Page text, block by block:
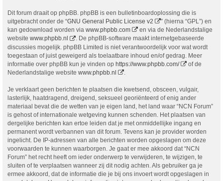
Dit forum draait op phpBB. phpBB is een bulletinboardoplossing die is
uitgebracht onder de “GNU General Public License v2
” (hierna “GPL”) en
kan gedownload worden via www.phpbb.com
en via de Nederlandstalige
website www.phpbb.nl
. De phpBB-software maakt internetgebaseerde
discussies mogelijk. phpBB Limited is niet verantwoordelijk voor wat wordt
toegestaan of juist geweigerd als toelaatbare inhoud en/of gedrag. Meer
informatie over phpBB kun je vinden op https://www.phpbb.com/
of de
Nederlandstalige website www.phpbb.nl .
Je verklaart geen berichten te plaatsen die kwetsend, obsceen, vulgair,
lasterlijk, haatdragend, dreigend, seksueel georiënteerd of enig ander
materiaal bevat die de wetten van je eigen land, het land waar “NCN Forum”
is gehost of internationale wetgeving kunnen schenden. Het plaatsen van
dergelijke berichten kan ertoe leiden dat je met onmiddellijke ingang en
permanent wordt verbannen van dit forum. Tevens kan je provider worden
ingelicht. De IP-adressen van alle berichten worden opgeslagen om deze
voorwaarden te kunnen waarborgen. Je gaat er mee akkoord dat “NCN
Forum” het recht heeft om ieder onderwerp te verwijderen, te wijzigen, te
sluiten of te verplaatsen wanneer zij dit nodig achten. Als gebruiker ga je
ermee akkoord, dat de informatie die je bij ons invoert wordt opgeslagen in